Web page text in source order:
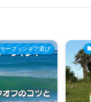
ーフィンギア選び